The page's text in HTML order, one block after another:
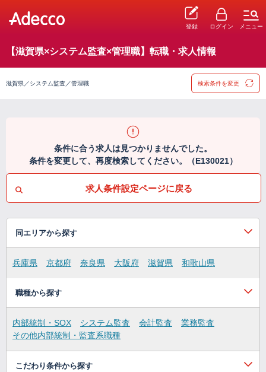
登録 ログイン メニュー
【滋賀県×システム監査×管理職】転職・求人情報
滋賀県／システム監査／管理職 検索条件を変更
条件に合う求人は見つかりませんでした。
条件を変更して、再度検索してください。（E130021）
求人条件設定ページに戻る
同エリアから探す
兵庫県 京都府 奈良県 大阪府 滋賀県 和歌山県
職種から探す
内部統制・SOX システム監査 会計監査
業務監査
その他内部統制・監査系職種
こだわり条件から探す